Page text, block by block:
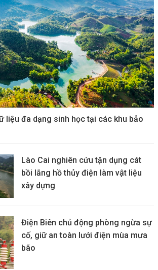
liệu đa dạng sinh học tại các khu bảo
Lào Cai nghiên cứu tận dụng cát
bồi lắng hồ thủy điện làm vật liệu
xây dựng
Điện Biên chủ động phòng ngừa sự
cố, giữ an toàn lưới điện mùa mưa
bão